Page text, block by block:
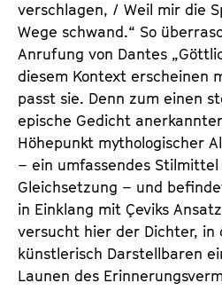
verschlagen, / Weil mir die
Wege schwand.“ So
Anrufung von Dantes
diesem Kontext erscheinen
passt sie. Denn zum einen
epische Gedicht
Höhepunkt mythologischer
– ein umfassendes
Gleichsetzung – und
in Einklang mit Çeviks
versucht hier der Dichter, in
künstlerisch Darstellbaren
Launen des